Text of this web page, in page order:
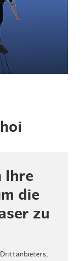
Ihre
die
zu
Drittanbieters,